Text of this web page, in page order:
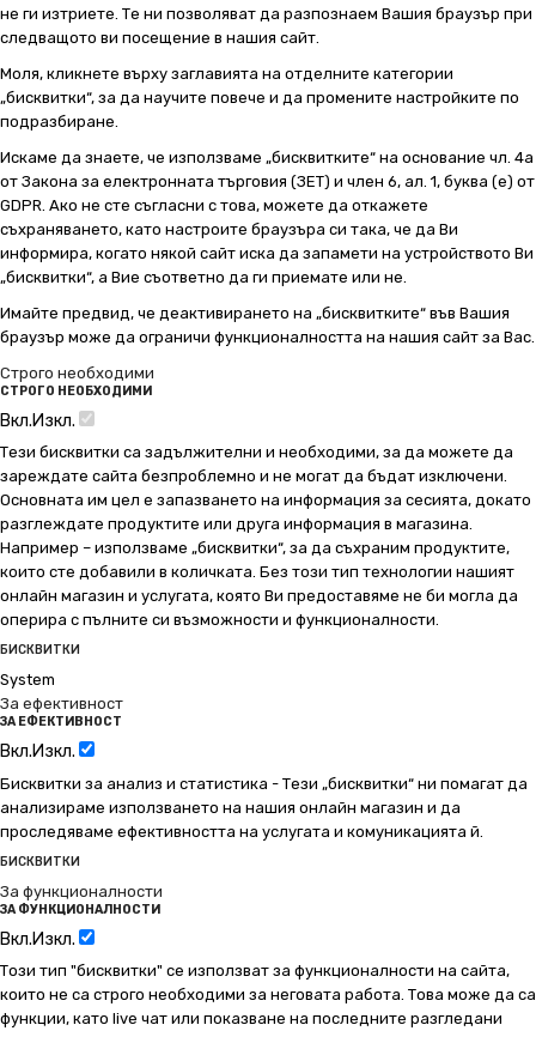
не ги изтриете. Те ни позволяват да разпознаем Вашия браузър при
следващото ви посещение в нашия сайт.
Моля, кликнете върху заглавията на отделните категории
„бисквитки“, за да научите повече и да промените настройките по
подразбиране.
Искаме да знаете, че използваме „бисквитките“ на основание чл. 4а
от Закона за електронната търговия (ЗЕТ) и член 6, ал. 1, буква (е) от
GDPR. Ако не сте съгласни с това, можете да откажете
съхраняването, като настроите браузъра си така, че да Ви
информира, когато някой сайт иска да запамети на устройството Ви
„бисквитки“, а Вие съответно да ги приемате или не.
Имайте предвид, че деактивирането на „бисквитките“ във Вашия
браузър може да ограничи функционалността на нашия сайт за Вас.
Строго необходими
СТРОГО НЕОБХОДИМИ
Вкл.Изкл.
Тези бисквитки са задължителни и необходими, за да можете да
зареждате сайта безпроблемно и не могат да бъдат изключени.
Основната им цел е запазването на информация за сесията, докато
разглеждате продуктите или друга информация в магазина.
Например – използваме „бисквитки“, за да съхраним продуктите,
които сте добавили в количката. Без този тип технологии нашият
онлайн магазин и услугата, която Ви предоставяме не би могла да
оперира с пълните си възможности и функционалности.
БИСКВИТКИ
System
За ефективност
ЗА ЕФЕКТИВНОСТ
Вкл.Изкл.
Бисквитки за анализ и статистика - Тези „бисквитки“ ни помагат да
анализираме използването на нашия онлайн магазин и да
проследяваме ефективността на услугата и комуникацията й.
БИСКВИТКИ
За функционалности
ЗА ФУНКЦИОНАЛНОСТИ
Вкл.Изкл.
Този тип "бисквитки" се използват за функционалности на сайта,
които не са строго необходими за неговата работа. Това може да са
функции, като live чат или показване на последните разгледани